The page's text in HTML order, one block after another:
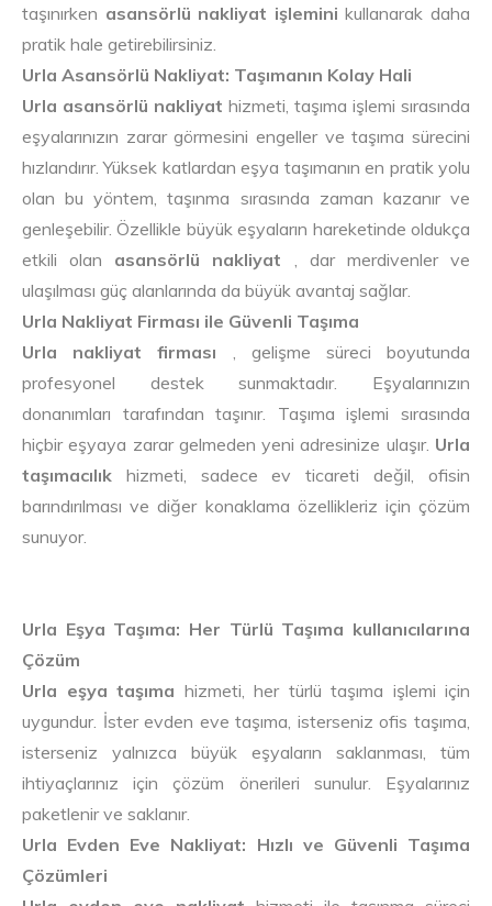
taşınırken asansörlü nakliyat işlemini kullanarak daha
pratik hale getirebilirsiniz.
Urla Asansörlü Nakliyat: Taşımanın Kolay Hali
Urla asansörlü nakliyat hizmeti, taşıma işlemi sırasında
eşyalarınızın zarar görmesini engeller ve taşıma sürecini
hızlandırır. Yüksek katlardan eşya taşımanın en pratik yolu
olan bu yöntem, taşınma sırasında zaman kazanır ve
genleşebilir. Özellikle büyük eşyaların hareketinde oldukça
etkili olan asansörlü nakliyat , dar merdivenler ve
ulaşılması güç alanlarında da büyük avantaj sağlar.
Urla Nakliyat Firması ile Güvenli Taşıma
Urla nakliyat firması , gelişme süreci boyutunda
profesyonel destek sunmaktadır. Eşyalarınızın
donanımları tarafından taşınır. Taşıma işlemi sırasında
hiçbir eşyaya zarar gelmeden yeni adresinize ulaşır. Urla
taşımacılık hizmeti, sadece ev ticareti değil, ofisin
barındırılması ve diğer konaklama özellikleriz için çözüm
sunuyor.
Urla Eşya Taşıma: Her Türlü Taşıma kullanıcılarına
Çözüm
Urla eşya taşıma hizmeti, her türlü taşıma işlemi için
uygundur. İster evden eve taşıma, isterseniz ofis taşıma,
isterseniz yalnızca büyük eşyaların saklanması, tüm
ihtiyaçlarınız için çözüm önerileri sunulur. Eşyalarınız
paketlenir ve saklanır.
Urla Evden Eve Nakliyat: Hızlı ve Güvenli Taşıma
Çözümleri